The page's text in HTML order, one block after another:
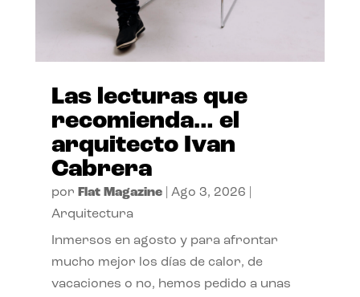
Las lecturas que
recomienda… el
arquitecto Ivan
Cabrera
por Flat Magazine| Ago 3, 2026
Arquitectura
Inmersos en agosto y para afrontar
mucho mejor los días de calor, de
vacaciones o no, hemos pedido a unas